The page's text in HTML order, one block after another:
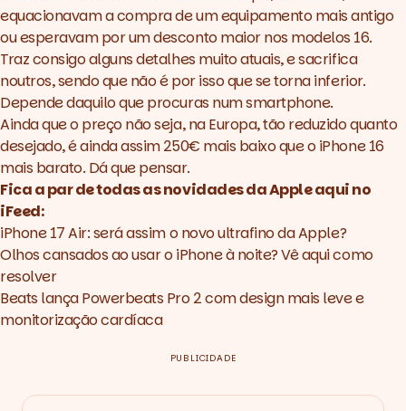
equacionavam a compra de um equipamento mais antigo
ou esperavam por um desconto maior nos modelos 16.
Traz consigo alguns detalhes muito atuais, e sacrifica
noutros, sendo que não é por isso que se torna inferior.
Depende daquilo que procuras num smartphone.
Ainda que o preço não seja, na Europa, tão reduzido quanto
desejado, é ainda assim 250€ mais baixo que o iPhone 16
mais barato. Dá que pensar.
Fica a par de todas as novidades da Apple aqui no
iFeed:
iPhone 17 Air: será assim o novo ultrafino da Apple?
Olhos cansados ao usar o iPhone à noite? Vê aqui como
resolver
Beats lança Powerbeats Pro 2 com design mais leve e
monitorização cardíaca
PUBLICIDADE